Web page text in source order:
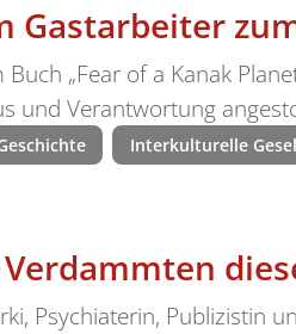
Gastarbeiter
Buch „Fear of a Kanak
und Verantwortung
Interkulturelle
Psychiaterin, Publizistin